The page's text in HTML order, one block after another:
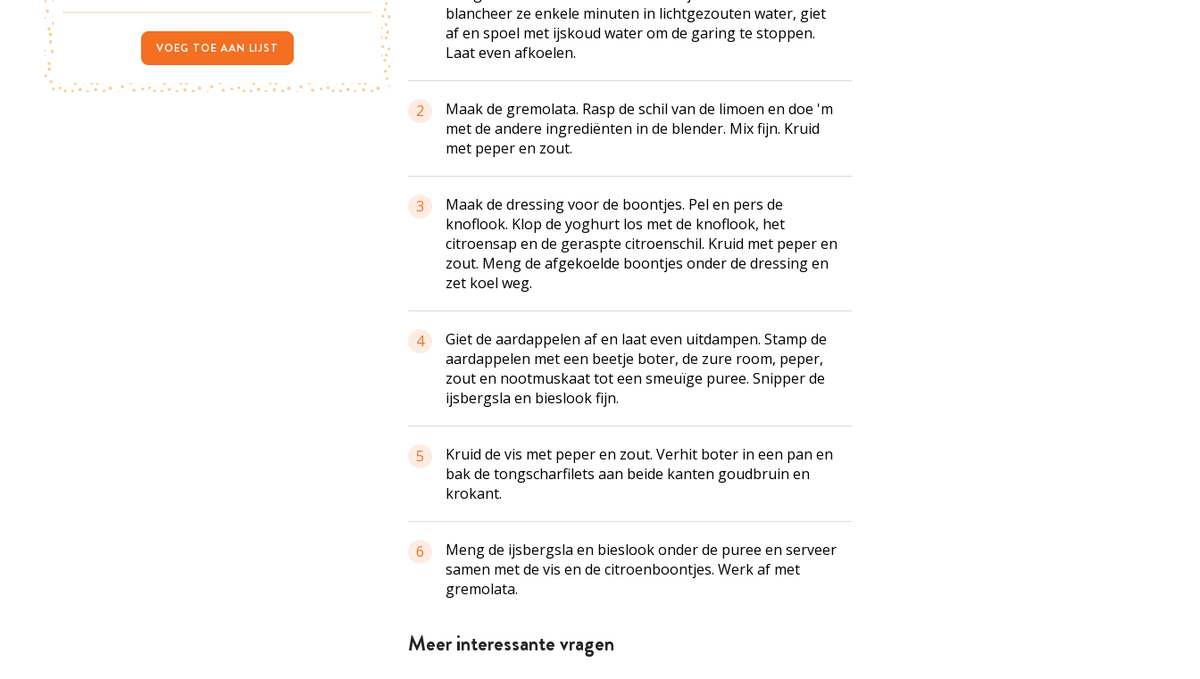
blancheer ze enkele minuten in lichtgezouten water, giet
af en spoel met ijskoud water om de garing te stoppen.
Laat even afkoelen.
2
Maak de gremolata. Rasp de schil van de limoen en doe 'm
met de andere ingrediënten in de blender. Mix fijn. Kruid
met peper en zout.
3
Maak de dressing voor de boontjes. Pel en pers de
knoflook. Klop de yoghurt los met de knoflook, het
citroensap en de geraspte citroenschil. Kruid met peper en
zout. Meng de afgekoelde boontjes onder de dressing en
zet koel weg.
4
Giet de aardappelen af en laat even uitdampen. Stamp de
aardappelen met een beetje boter, de zure room, peper,
zout en nootmuskaat tot een smeuïge puree. Snipper de
ijsbergsla en bieslook fijn.
5
Kruid de vis met peper en zout. Verhit boter in een pan en
bak de tongscharfilets aan beide kanten goudbruin en
krokant.
6
Meng de ijsbergsla en bieslook onder de puree en serveer
samen met de vis en de citroenboontjes. Werk af met
gremolata.
Meer interessante vragen
VOEG TOE AAN LIJST